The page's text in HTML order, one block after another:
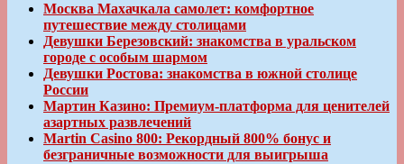
Москва Махачкала самолет: комфортное
путешествие между столицами
Девушки Березовский: знакомства в уральском
городе с особым шармом
Девушки Ростова: знакомства в южной столице
России
Мартин Казино: Премиум-платформа для ценителей
азартных развлечений
Martin Casino 800: Рекордный 800% бонус и
безграничные возможности для выигрыша